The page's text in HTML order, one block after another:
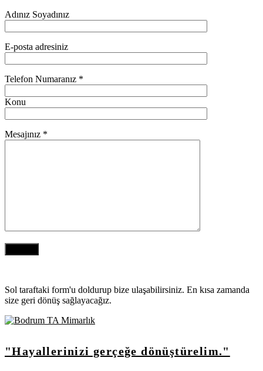
Adınız Soyadınız
E-posta adresiniz
Telefon Numaranız *
Konu
Mesajınız *
Sol taraftaki form'u doldurup bize ulaşabilirsiniz. En kısa zamanda
size geri dönüş sağlayacağız.
"Hayallerinizi gerçeğe dönüştürelim."